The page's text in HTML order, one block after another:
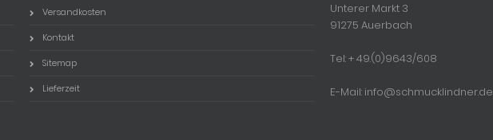
Versandkosten
Kontakt
Sitemap
Lieferzeit
Unterer Markt 3
91275 Auerbach
Tel: + 49.(0)9643/608
E-Mail: info@schmucklindner.de